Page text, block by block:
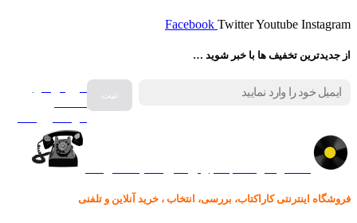
Facebook TwitterYoutube Instagram
از جدیدترین تخفیف ها با خبر شوید …
فروش انواع
فروشگاه اینترنتی کاراکتاب، بررسی، انتخاب ، خرید آنلاین و تلفنی